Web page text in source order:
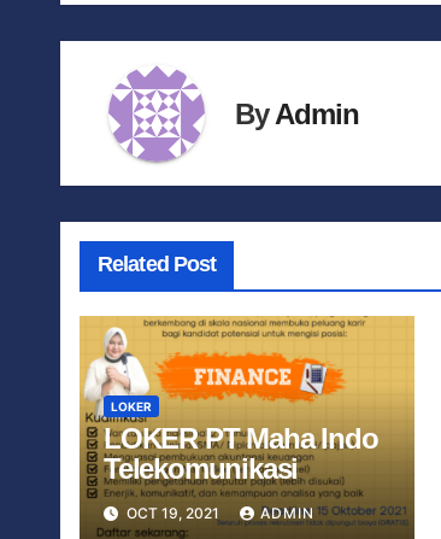
ByAdmin
Related Post
LOKER
LOKER PT Maha Indo
Telekomunikasi
OCT 19, 2021 ADMIN